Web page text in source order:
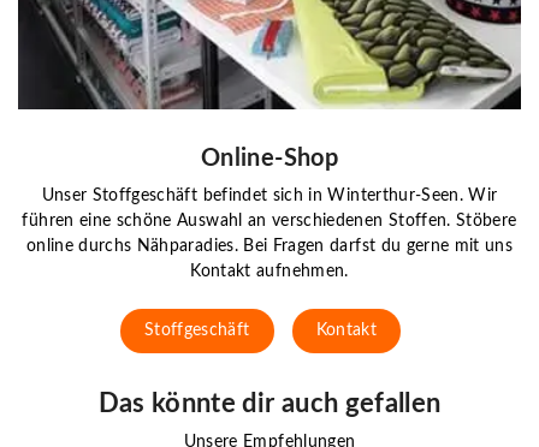
Online-Shop
Unser Stoffgeschäft befindet sich in Winterthur-Seen. Wir
führen eine schöne Auswahl an verschiedenen Stoffen. Stöbere
online durchs Nähparadies. Bei Fragen darfst du gerne mit uns
Kontakt aufnehmen.
Stoffgeschäft Kontakt
Das könnte dir auch gefallen
Unsere Empfehlungen